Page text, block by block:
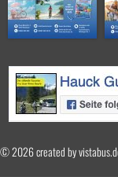
© 2026 created by